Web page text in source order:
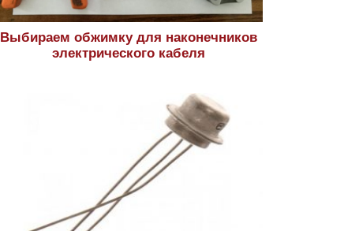
Выбираем обжимку для наконечников
электрического кабеля